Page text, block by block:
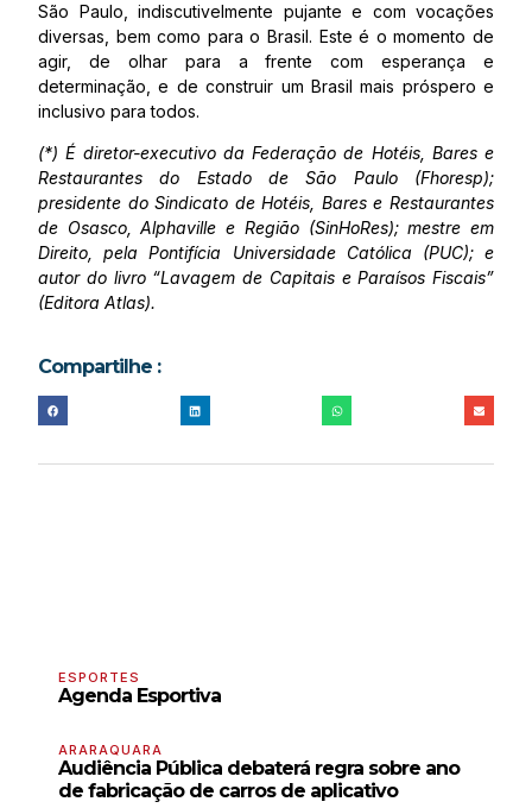
São Paulo, indiscutivelmente pujante e com vocações
diversas, bem como para o Brasil. Este é o momento de
agir, de olhar para a frente com esperança e
determinação, e de construir um Brasil mais próspero e
inclusivo para todos.
(*) É diretor-executivo da Federação de Hotéis, Bares e
Restaurantes do Estado de São Paulo (Fhoresp);
presidente do Sindicato de Hotéis, Bares e Restaurantes
de Osasco, Alphaville e Região (SinHoRes); mestre em
Direito, pela Pontifícia Universidade Católica (PUC); e
autor do livro “Lavagem de Capitais e Paraísos Fiscais”
(Editora Atlas).
Compartilhe :
ESPORTES
Agenda Esportiva
ARARAQUARA
Audiência Pública debaterá regra sobre ano
de fabricação de carros de aplicativo